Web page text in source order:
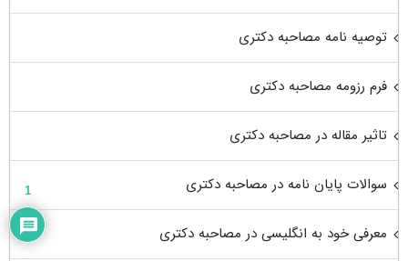
توصیه نامه مصاحبه دکتری
فرم رزومه مصاحبه دکتری
تاثیر مقاله در مصاحبه دکتری
سوالات پایان نامه در مصاحبه دکتری
معرفی خود به انگلیسی در مصاحبه دکتری
1